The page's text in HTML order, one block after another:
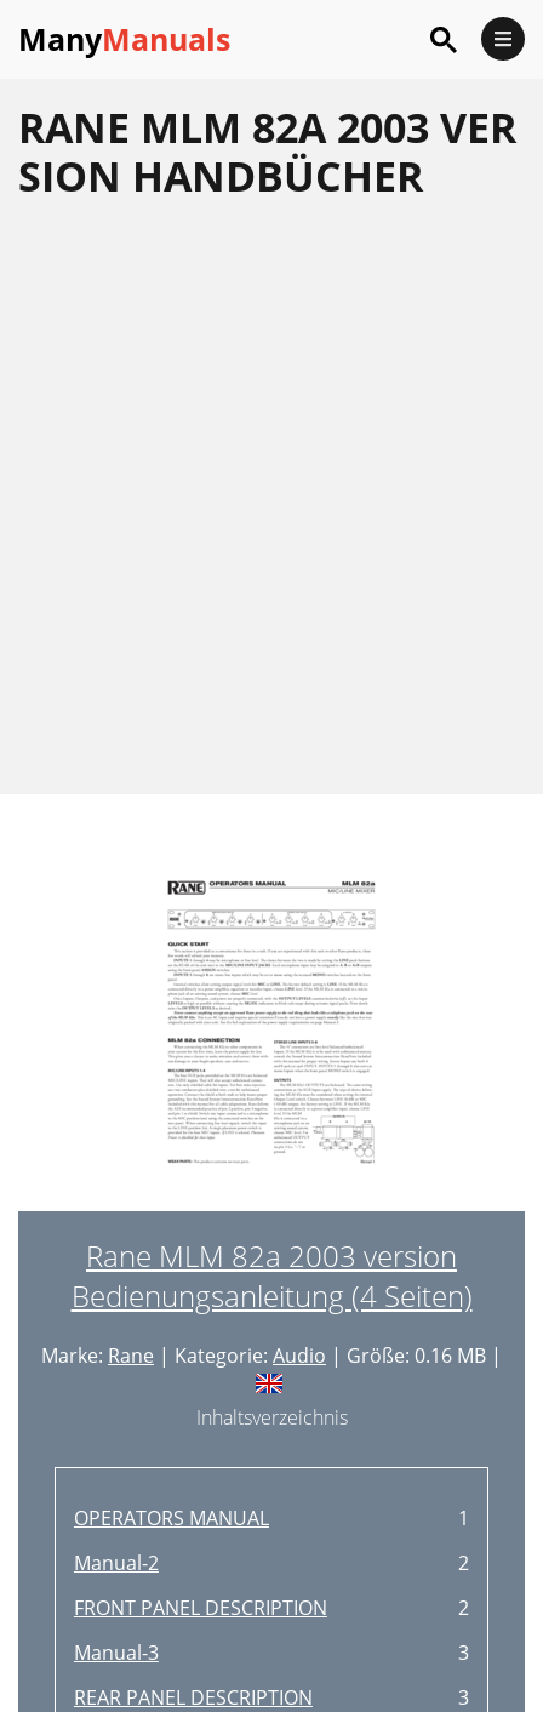
ManyManuals
RANE MLM 82A 2003 VER
SION HANDBÜCHER
Rane MLM 82a 2003 version
Bedienungsanleitung (4 Seiten)
Marke: Rane | Kategorie: Audio | Größe: 0.16 MB |
Inhaltsverzeichnis
OPERATORS MANUAL
1
Manual-2
2
FRONT PANEL DESCRIPTION
2
Manual-3
3
REAR PANEL DESCRIPTION
3